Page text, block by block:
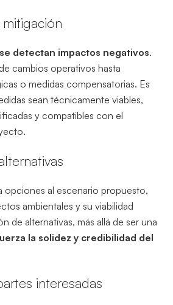
detectan impactos negativos.
cambios operativos hasta
o medidas compensatorias. Es
sean técnicamente viables,
y compatibles con el
opciones al escenario propuesto,
ambientales y su viabilidad
de alternativas, más allá de ser una
la solidez y credibilidad del
interesadas